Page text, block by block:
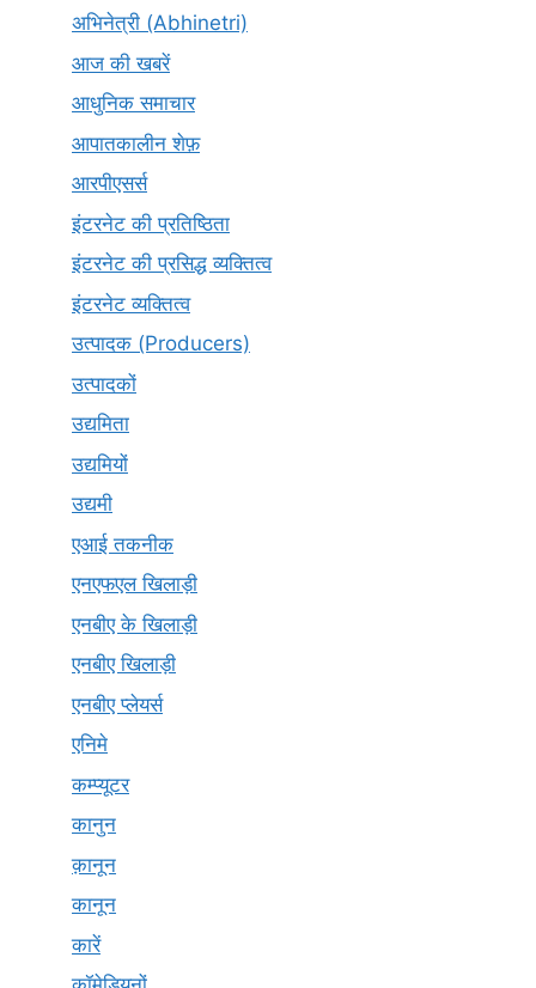
अभिनेत्री (Abhinetri)
आज की खबरें
आधुनिक समाचार
आपातकालीन शेफ़
आरपीएसर्स
इंटरनेट की प्रतिष्ठिता
इंटरनेट की प्रसिद्ध व्यक्तित्व
इंटरनेट व्यक्तित्व
उत्पादक (Producers)
उत्पादकों
उद्यमिता
उद्यमियों
उद्यमी
एआई तकनीक
एनएफएल खिलाड़ी
एनबीए के खिलाड़ी
एनबीए खिलाड़ी
एनबीए प्लेयर्स
एनिमे
कम्प्यूटर
कानुन
क़ानून
कानून
कारें